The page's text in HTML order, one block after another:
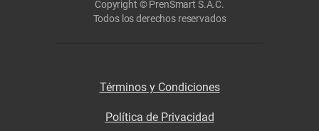
Copyright © PrenSmart S.A.C.
Todos los derechos reservados
Términos y Condiciones
Política de Privacidad